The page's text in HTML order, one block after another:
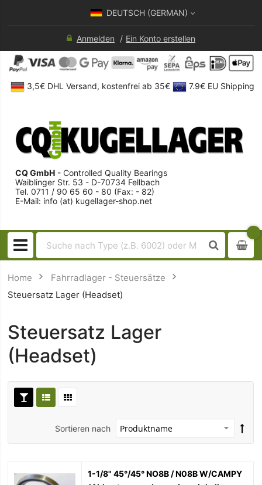
DEUTSCH (GERMAN)
Anmelden Ein Konto erstellen
3,5€ DHL Versand, kostenfrei ab 35€ 7.9€ EU Shipping
CQ GmbH - Controlled Quality Bearings
Waiblinger Str. 53 - D-70734 Fellbach
Tel. 0711 / 90 65 60 - 80 (Fax: - 82)
E-Mail: info (at) kugellager-shop.net
Home
Fahrradlager - Steuersätze
Steuersatz Lager (Headset)
Steuersatz Lager
(Headset)
Sortieren nach
1-1/8" 45°/45° NO8B / N08B W/CAMPY